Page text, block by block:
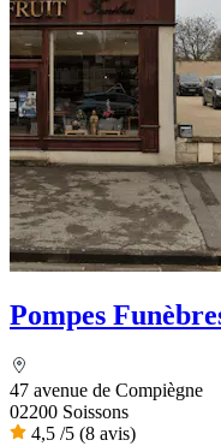
Pompes
47 avenue de Compiègne
02200 Soissons
4,5 /5 (8 avis)